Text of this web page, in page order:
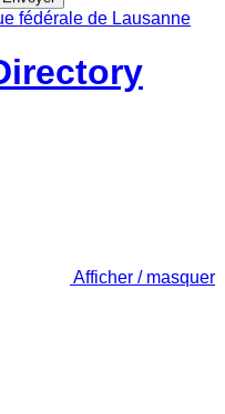
Afficher / masquer